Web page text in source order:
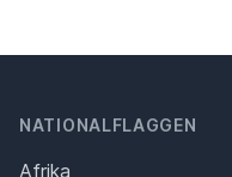
NATIONALFLAGGEN
Afrika